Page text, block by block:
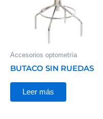
Accesorios optometría
BUTACO SIN RUEDAS
Leer más